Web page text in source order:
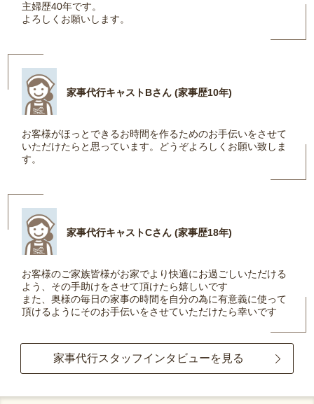
主婦歴40年です。
よろしくお願いします。
家事代行キャストBさん (家事歴10年)
お客様がほっとできるお時間を作るためのお手伝いをさせて
いただけたらと思っています。どうぞよろしくお願い致しま
す。
家事代行キャストCさん (家事歴18年)
お客様のご家族皆様がお家でより快適にお過ごしいただける
よう、その手助けをさせて頂けたら嬉しいです
また、奥様の毎日の家事の時間を自分の為に有意義に使って
頂けるようにそのお手伝いをさせていただけたら幸いです
家事代行スタッフインタビューを見る